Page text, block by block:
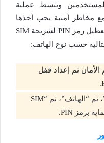
وتبسط عملية
مع مخاطر أمنية يجب أخذها
في الاعتبار،لذا إذا كنت ترغب في تعطيل رمز PIN لشريحة SIM
حسب نوع الهاتف:
ثم إعداد قفل
: اذهب إلى “الإعدادات”، ثم “الهاتف”، ثم “SIM